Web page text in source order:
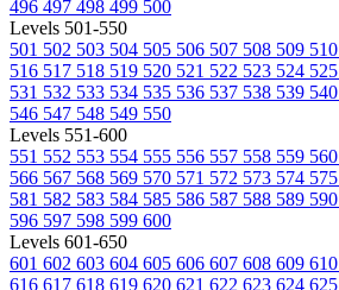
496 497 498 499 500
Levels 501-550
501 502 503 504 505 506 507 508 509 510
516 517 518 519 520 521 522 523 524 525
531 532 533 534 535 536 537 538 539 540
546 547 548 549 550
Levels 551-600
551 552 553 554 555 556 557 558 559 560
566 567 568 569 570 571 572 573 574 575
581 582 583 584 585 586 587 588 589 590
596 597 598 599 600
Levels 601-650
601 602 603 604 605 606 607 608 609 610
616 617 618 619 620 621 622 623 624 625